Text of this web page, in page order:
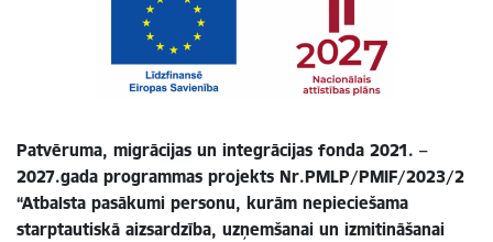
Patvēruma, migrācijas un integrācijas fonda 2021. –
2027.gada programmas projekts Nr.PMLP/PMIF/2023/2
“Atbalsta pasākumi personu, kurām nepieciešama
starptautiskā aizsardzība, uzņemšanai un izmitināšanai